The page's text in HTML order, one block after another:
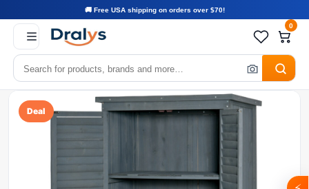
🚚 Free USA shipping on orders over $70!
0
Deal